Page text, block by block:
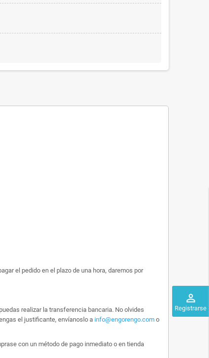
perm_identity
Registrarse
el pedido en el plazo de una hora, daremos por
realizar la transferencia bancaria. No olvides
el justificante, envíanoslo a info@engorengo.com o
con un método de pago inmediato o en tienda